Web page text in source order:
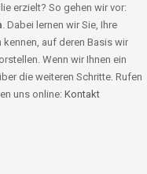
erzielt? So gehen wir vor:
. Dabei lernen wir Sie, Ihre
auf deren Basis wir
Wenn wir Ihnen ein
die weiteren Schritte. Rufen
uns online: Kontakt